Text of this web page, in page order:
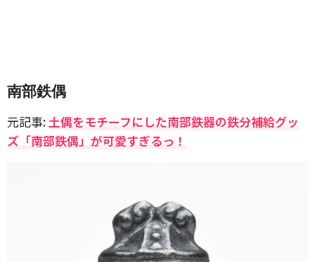
南部鉄偶
元記事:土偶をモチーフにした南部鉄器の鉄分補給グッ
ズ「南部鉄偶」が可愛すぎるっ！